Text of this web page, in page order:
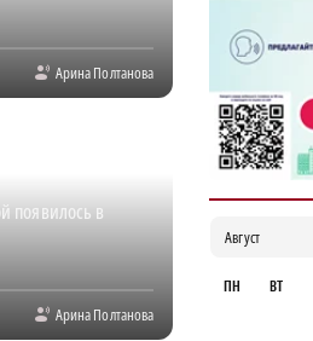
Арина Полтанова
появилось в
Арина Полтанова
18:02
ПН ВТ